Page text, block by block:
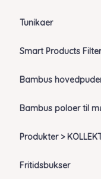
Tunikaer
Smart Products
Bambus
Bambus poloer til
Produkter >
Fritidsbukser